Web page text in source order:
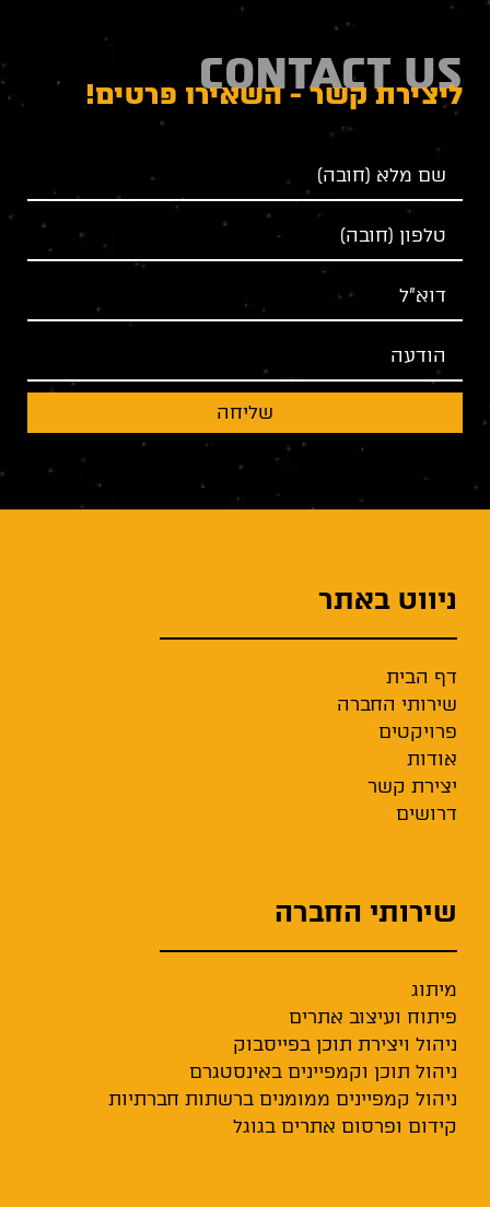
CONTACT US
ליצירת קשר - השאירו פרטים!
שליחה
ניווט באתר
דף הבית
שירותי החברה
פרויקטים
אודות
יצירת קשר
דרושים
שירותי החברה
מיתוג
פיתוח ועיצוב אתרים
ניהול ויצירת תוכן בפייסבוק
ניהול תוכן וקמפיינים באינסטגרם
ניהול קמפיינים ממומנים ברשתות חברתיות
קידום ופרסום אתרים בגוגל